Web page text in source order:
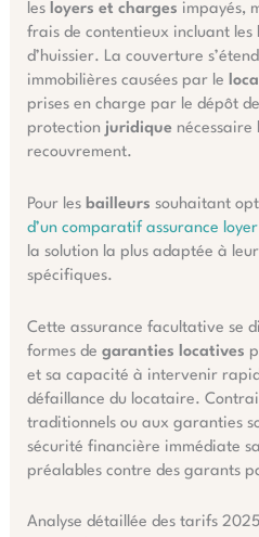
les loyers et charges impayés,
frais de contentieux incluant les
d’huissier. La couverture
immobilières causées par le
prises en charge par le dépôt
protection juridique nécessaire
recouvrement.
Pour les bailleurs souhaitant
d’un comparatif assurance
la solution la plus adaptée à leur
spécifiques.
Cette assurance facultative se
formes de garanties locatives
et sa capacité à intervenir
défaillance du locataire.
traditionnels ou aux garanties
sécurité financière immédiate
préalables contre des garants
Analyse détaillée des tarifs 2025